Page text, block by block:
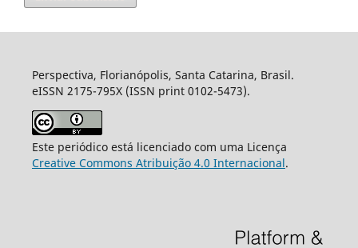
Perspectiva, Florianópolis, Santa Catarina, Brasil.
eISSN 2175-795X (ISSN print 0102-5473).
Este periódico está licenciado com uma Licença
Creative Commons Atribuição 4.0 Internacional.